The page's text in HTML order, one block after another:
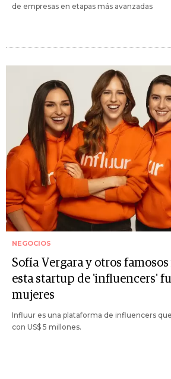
de empresas en etapas más avanzadas
NEGOCIOS
Sofía Vergara y otros
esta startup de 'influencers'
mujeres
Influur es una plataforma de influencers
con US$ 5 millones.